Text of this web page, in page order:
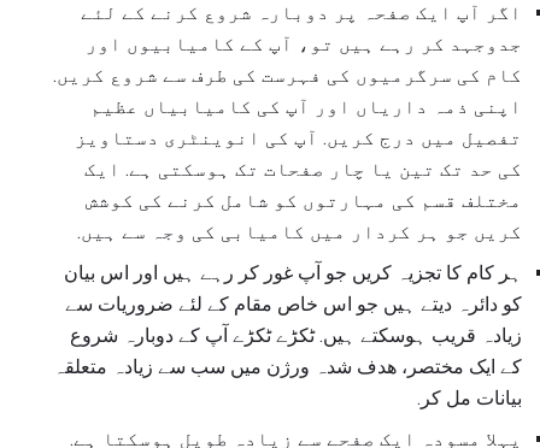
اگر آپ ایک صفحہ پر دوبارہ شروع کرنے کے لئے
جدوجہد کر رہے ہیں تو، آپ کے کامیابیوں اور
کام کی سرگرمیوں کی فہرست کی طرف سے شروع کریں.
اپنی ذمہ داریاں اور آپ کی کامیابیاں عظیم
تفصیل میں درج کریں. آپ کی انوینٹری دستاویز
کی حد تک تین یا چار صفحات تک ہوسکتی ہے. ایک
مختلف قسم کی مہارتوں کو شامل کرنے کی کوشش
کریں جو ہر کردار میں کامیابی کی وجہ سے ہیں.
ہر کام کا تجزیہ کریں جو آپ غور کر رہے ہیں اور اس بیان
کو دائرہ دیتے ہیں جو اس خاص مقام کے لئے ضروریات سے
زیادہ قریب ہوسکتے ہیں. ٹکڑے ٹکڑے آپ کے دوبارہ شروع
کے ایک مختصر، ھدف شدہ ورژن میں سب سے زیادہ متعلقہ
بیانات مل کر.
پہلا مسودہ ایک صفحے سے زیادہ طویل ہوسکتا ہے.